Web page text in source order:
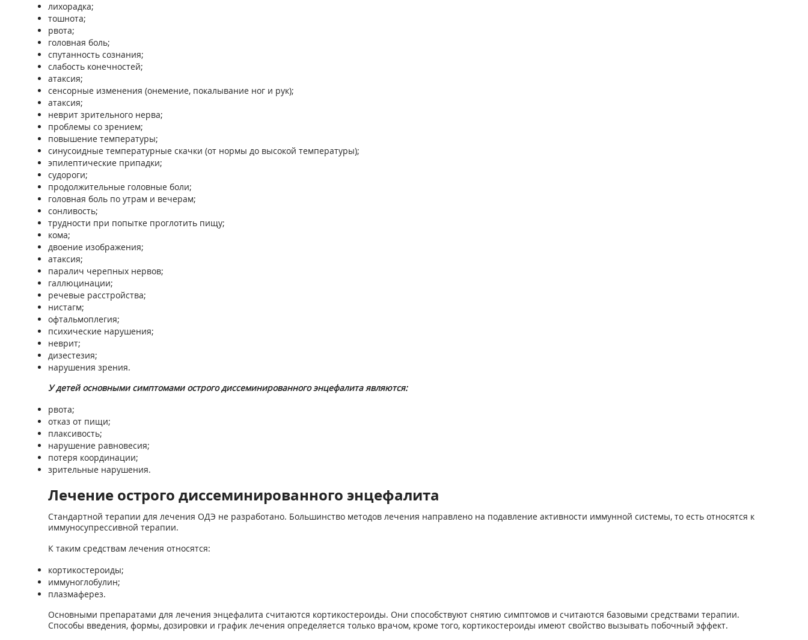
лихорадка;
тошнота;
рвота;
головная боль;
спутанность сознания;
слабость конечностей;
атаксия;
сенсорные изменения (онемение, покалывание ног и рук);
атаксия;
неврит зрительного нерва;
проблемы со зрением;
повышение температуры;
синусоидные температурные скачки (от нормы до высокой температуры);
эпилептические припадки;
судороги;
продолжительные головные боли;
головная боль по утрам и вечерам;
сонливость;
трудности при попытке проглотить пищу;
кома;
двоение изображения;
атаксия;
паралич черепных нервов;
галлюцинации;
речевые расстройства;
нистагм;
офтальмоплегия;
психические нарушения;
неврит;
дизестезия;
нарушения зрения.
У детей основными симптомами острого диссеминированного энцефалита являются:
рвота;
отказ от пищи;
плаксивость;
нарушение равновесия;
потеря координации;
зрительные нарушения.
Лечение острого диссеминированного энцефалита
Стандартной терапии для лечения ОДЭ не разработано. Большинство методов лечения направлено на подавление активности иммунной системы, то есть относятся к
иммуносупрессивной терапии.
К таким средствам лечения относятся:
кортикостероиды;
иммуноглобулин;
плазмаферез.
Основными препаратами для лечения энцефалита считаются кортикостероиды. Они способствуют снятию симптомов и считаются базовыми средствами терапии.
Способы введения, формы, дозировки и график лечения определяется только врачом, кроме того, кортикостероиды имеют свойство вызывать побочный эффект.